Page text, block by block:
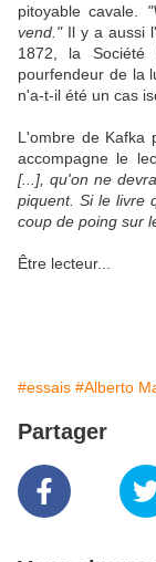
pitoyable cavale.
vend." Il y a aussi
1872, la Société
pourfendeur de la
n'a-t-il été un cas
L'ombre de Kafka
accompagne le
[...], qu'on ne
piquent. Si le livre
coup de poing sur
Être lecteur...
#essais #Alberto
Partager